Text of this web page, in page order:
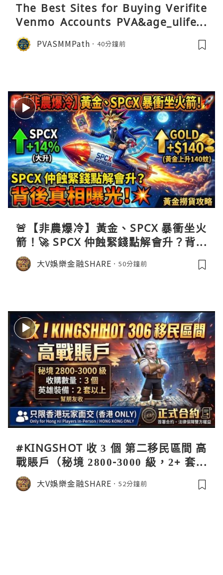
The Best Sites for Buying Verifite
Venmo Accounts PVA&age_ulifest
yle
PVASMMPath 40分鐘前
🚨【非農爆冷】黃金、SPCX 暴衝坐火
箭！🚀 SPCX 仲蝕緊錢點解會升？背後
真相曝光！💥黃金撈貨攻略
大V娛樂金融SHARE 50分鐘前
#KINGSHOT 收 3 個 第二移民區間 高
戰賬戶（秘境 2800-3000 級，2+ 套英
雄裝備），只限香港玩家面交，簽署正
式合約保障雙方權益！ 九月移民開之
大V娛樂金融SHARE 52分鐘前